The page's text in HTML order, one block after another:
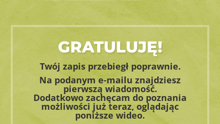
GRATULUJĘ!
Twój zapis przebiegł poprawnie.
Na podanym e-mailu znajdziesz
pierwszą wiadomość.
Dodatkowo zachęcam do poznania
możliwości już teraz, oglądając
poniższe wideo.